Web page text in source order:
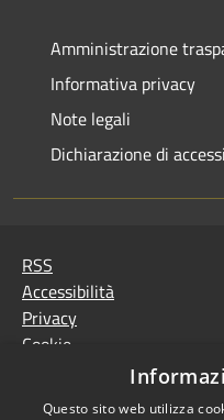
Amministrazione
Informativa privacy
Note legali
Dichiarazione di
RSS
Accessibilità
Privacy
Cookie
MISSIONE 2 Rivoluzione
Questo sito web utilizza